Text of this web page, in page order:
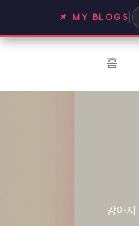
📌 MY BLOGS
홈
강아지